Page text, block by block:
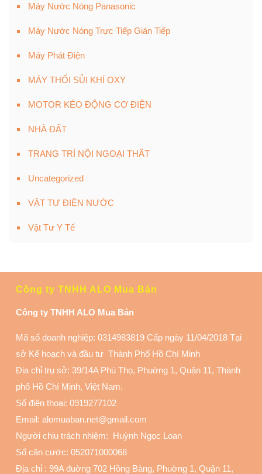
Máy Nước Nóng Panasonic
Máy Nước Nóng Trực Tiếp Gián Tiếp
Máy Phát Điện
MÁY THỔI SỦI KHÍ OXY
MOTOR KÉO ĐỘNG CƠ ĐIỆN
NHÀ ĐẤT
TRANG TRÍ NỘI NGOẠI THẤT
Uncategorized
VẬT TƯ ĐIỆN NƯỚC
Vật Tư Y Tế
Công ty TNHH ALO Mua Bán
Công ty TNHH ALO Mua Bán
Mã số doanh nghiệp: 0314983819 Cấp ngày 11/04/2018 Tại
sở Kế hoạch và đầu tư Thành Phố Hồ Chí Minh
Địa chỉ trụ sở: 39/14A Phú Thọ, Phuờng 1, Quận 11, Thành
phố Hồ Chí Minh, Việt Nam.
Số điện thoại: 0919277102
Email: alomuaban.net@gmail.com
Người chịu trách nhiệm: Huỳnh Ngọc Loan
Số căn cước: 052071000068
Địa chỉ : 99A đuờng 702 Hồng Bàng, Phuờng 1, Quận 11,